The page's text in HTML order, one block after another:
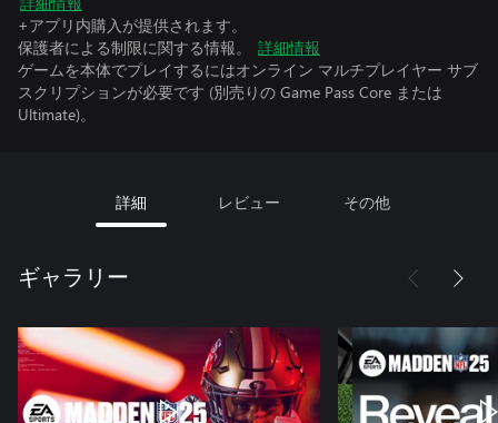
+アプリ内購入が提供されます。
保護者による制限に関する情報。
詳細情報
ゲームを本体でプレイするにはオンライン マルチプレイヤー サブ
スクリプションが必要です (別売りの Game Pass Core または
Ultimate)。
詳細 レビュー その他
ギャラリー